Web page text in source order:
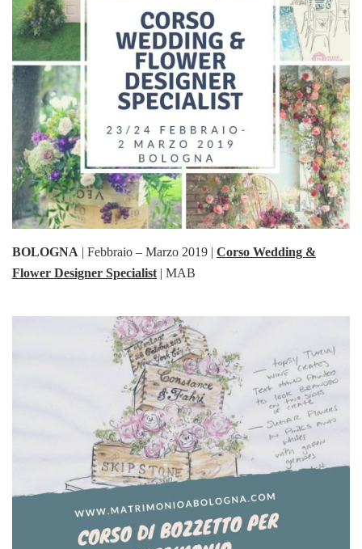
BOLOGNA | Febbraio – Marzo 2019 | Corso Wedding &
Flower Designer Specialist | MAB